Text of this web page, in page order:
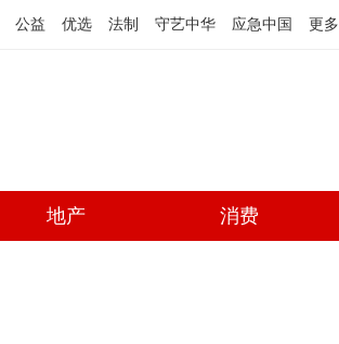
公益 优选 法制 守艺中华 应急中国 更多
地产 消费